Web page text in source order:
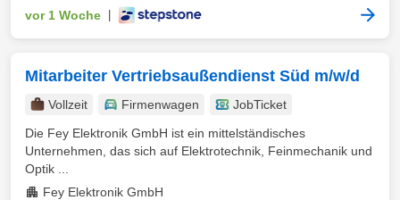
vor 1 Woche
Mitarbeiter Vertriebsaußendienst Süd m/w/d
Vollzeit Firmenwagen
JobTicket
Die Fey Elektronik GmbH ist ein mittelständisches
Unternehmen, das sich auf Elektrotechnik, Feinmechanik und
Optik ...
Fey Elektronik GmbH